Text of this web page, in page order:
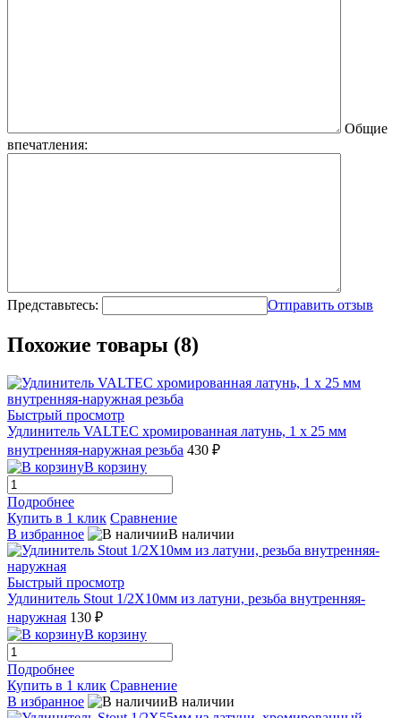
Общие
впечатления:
Представьтесь: Отправить отзыв
Похожие товары (8)
Быстрый просмотр
Удлинитель VALTEC хромированная латунь, 1 х 25 мм
внутренняя-наружная резьба 430 ₽
В корзину
Подробнее
Купить в 1 клик Сравнение
В избранное
В наличии
Быстрый просмотр
Удлинитель Stout 1/2X10мм из латуни, резьба внутренняя-
наружная 130 ₽
В корзину
Подробнее
Купить в 1 клик Сравнение
В избранное
В наличии